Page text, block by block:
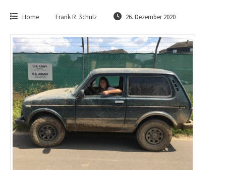
Home Frank R. Schulz 26. Dezember 2020